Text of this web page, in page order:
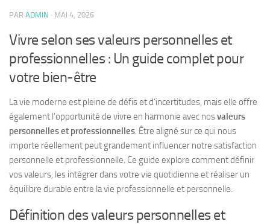
PAR ADMIN · MAI 4, 2026
Vivre selon ses valeurs personnelles et
professionnelles : Un guide complet pour
votre bien-être
La vie moderne est pleine de défis et d’incertitudes, mais elle offre
également l’opportunité de vivre en harmonie avec nosvaleurs
personnelles et professionnelles. Être aligné sur ce qui nous
importe réellement peut grandement influencer notre satisfaction
personnelle et professionnelle. Ce guide explore comment définir
vos valeurs, les intégrer dans votre vie quotidienne et réaliser un
équilibre durable entre la vie professionnelle et personnelle.
Définition des valeurs personnelles et